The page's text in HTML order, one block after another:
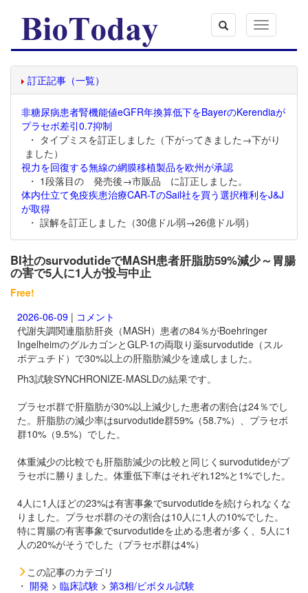
Toggle
navigation
訂正記事（一覧）
非糖尿病患者腎機能値eGFR年換算低下をBayerのKerendiaが
プラセボ差引0.7抑制
・ タイプミスを訂正しました（下がってきました→下がり
ました）
視力を回復する無線の網膜移植製品を欧州が承認
・ 1段落目の 発売後→市販品 に訂正しました。
体内仕立て免疫疾患治療CAR-TのSail社を買う選択権利をJ&J
が取得
・ 誤解を訂正しました（30億ドル弱→26億ドル弱）
BI社のsurvodutideでMASH患者肝脂肪59%減少～胃腸
の害で5人に1人が投与中止
Free!
2026-06-09 | コメント
代謝失調関連脂肪肝炎（MASH）患者の84％がBoehringer
IngelheimのグルカゴンとGLP-1の両取り薬survodutide（スル
ボデュチド）で30%以上の肝脂肪減少を達成しました。
Ph3試験SYNCHRONIZE-MASLDの結果です。
プラセボ群で肝脂肪が30%以上減少した患者の割合は24％でし
た。肝脂肪の減少率はsurvodutide群59%（58.7%）、プラセボ
群10%（9.5%）でした。
体重減少の比較でも肝脂肪減少の比較と同じく survodutideがプ
ラセボに勝りました。体重低下率はそれぞれ12%と1%でした。
4人に1人ほどの23%は有害事象でsurvodutideを続けられなくな
りました。プラセボ群のその割合は10人に1人の10%でした。
特に胃腸の有害事象でsurvodutideを止める患者が多く、5人に1
人の20%がそうでした（プラセボ群は4%）
この記事のカテゴリ
・ 開発 > 臨床試験 > 第3相/ピボタル試験